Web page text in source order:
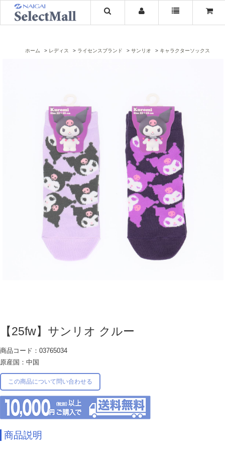
ホーム レディス ライセンスブランド サンリオ キャラクターソックス
【25fw】サンリオ クルー
商品コード：03765034
原産国：中国
この商品について問い合わせる
商品説明